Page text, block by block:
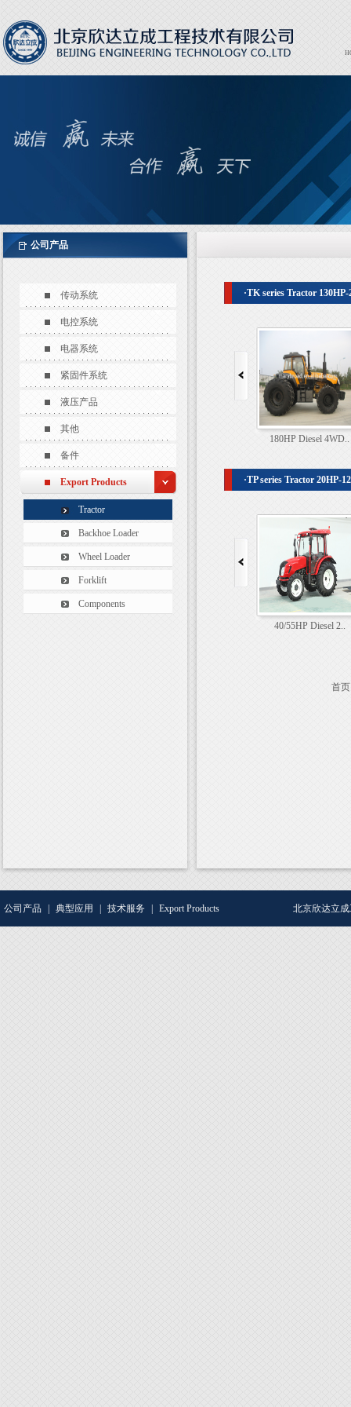
公司产品
传动系统
电控系统
电器系统
紧固件系统
液压产品
其他
备件
Export Products
Tractor
Backhoe Loader
Wheel Loader
Forklift
Components
·TK series Tractor 130HP-
145HP Diesel 4WD.. 180HP Diesel 4WD..
·TP series Tractor 20HP-
40/55HP Diesel 2..
首页
公司产品 典型应用 技术服务 Export Products 北京欣达立成